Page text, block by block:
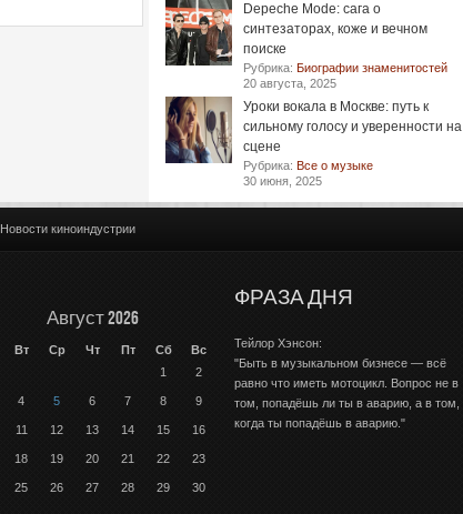
Depeche Mode: сага о
синтезаторах, коже и вечном
поиске
Рубрика: Биографии знаменитостей
20 августа, 2025
Уроки вокала в Москве: путь к
сильному голосу и уверенности на
сцене
Рубрика: Все о музыке
30 июня, 2025
Новости киноиндустрии
Август 2026
Вт Ср Чт Пт Сб
Вс
1
2
4 5 6 7 8 9
11 12 13 14 15 16
18 19 20 21 22 23
25 26 27 28 29 30
ФРАЗА ДНЯ
Тейлор Хэнсон:
"Быть в музыкальном бизнесе — всё
равно что иметь мотоцикл. Вопрос не в
том, попадёшь ли ты в аварию, а в том,
когда ты попадёшь в аварию."